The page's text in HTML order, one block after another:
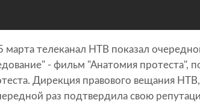
марта телеканал НТВ показал
- фильм "Анатомия протеста",
Дирекция правового вещания
раз подтвердила свою